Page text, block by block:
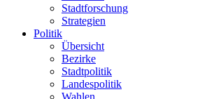
Stadtforschung
Strategien
Politik
Übersicht
Bezirke
Stadtpolitik
Landespolitik
Wahlen